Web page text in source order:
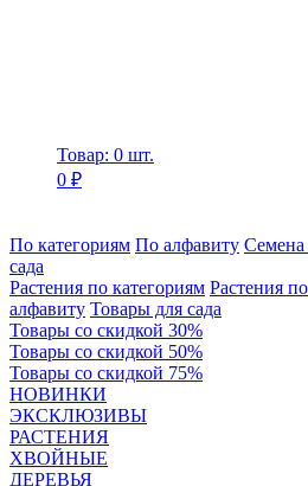
Товар: 0 шт.
0 ₽
По категориям По алфавиту Семена
сада
Растения по категориям Растения
алфавиту Товары для сада
Товары со скидкой 30%
Товары со скидкой 50%
Товары со скидкой 75%
НОВИНКИ
ЭКСКЛЮЗИВЫ
РАСТЕНИЯ
ХВОЙНЫЕ
ДЕРЕВЬЯ